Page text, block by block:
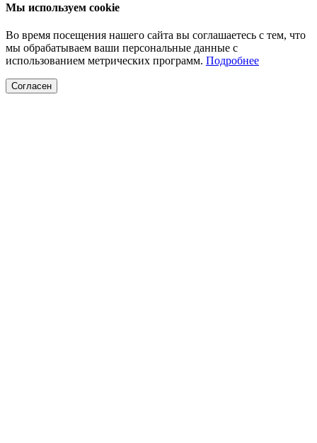
Мы используем cookie
Во время посещения нашего сайта вы соглашаетесь с тем, что
мы обрабатываем ваши персональные данные с
использованием метрических программ. Подробнее
Согласен